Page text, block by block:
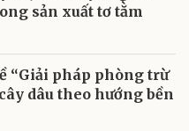
sản xuất tơ tằm
“Giải pháp phòng trừ
dâu theo hướng bền